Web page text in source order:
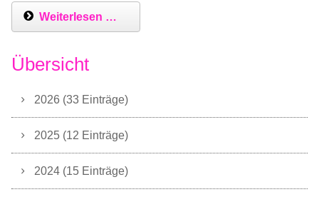
Weiterlesen …
Übersicht
2026 (33 Einträge)
2025 (12 Einträge)
2024 (15 Einträge)